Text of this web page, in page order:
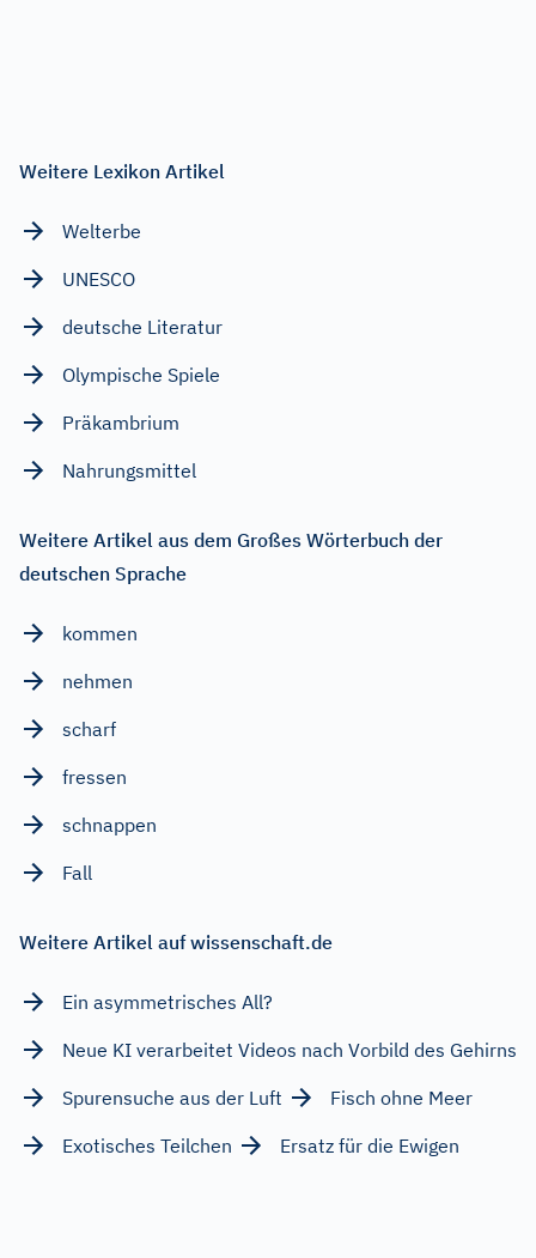
Weitere Lexikon Artikel
Welterbe
UNESCO
deutsche Literatur
Olympische Spiele
Präkambrium
Nahrungsmittel
Weitere Artikel aus dem Großes Wörterbuch der
deutschen Sprache
kommen
nehmen
scharf
fressen
schnappen
Fall
Weitere Artikel auf wissenschaft.de
Ein asymmetrisches All?
Neue KI verarbeitet Videos nach Vorbild des Gehirns
Spurensuche aus der Luft
Fisch ohne Meer
Exotisches Teilchen
Ersatz für die Ewigen